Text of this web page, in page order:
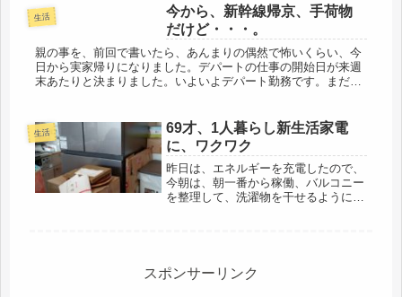
良く行こう。おとなしくしていてね。
朝一番で病院まで。左耳は諦めている
けど...
生活
今から、新幹線帰京、手荷物
だけど・・・。
親の事を、前回で書いたら、あんまりの偶然で怖いくらい、今
日から実家帰りになりました。デパートの仕事の開始日が来週
末あたりと決まりました。いよいよデパート勤務です。まだ時
生活
69才、1人暮らし新生活家電
に、ワクワク
昨日は、エネルギーを充電したので、
今朝は、朝一番から稼働、バルコニー
を整理して、洗濯物を干せるように、
しい...
スポンサーリンク